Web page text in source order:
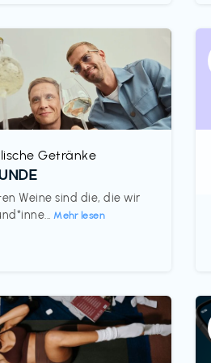
Getränke
Weine sind die, die wir
Mehr lesen